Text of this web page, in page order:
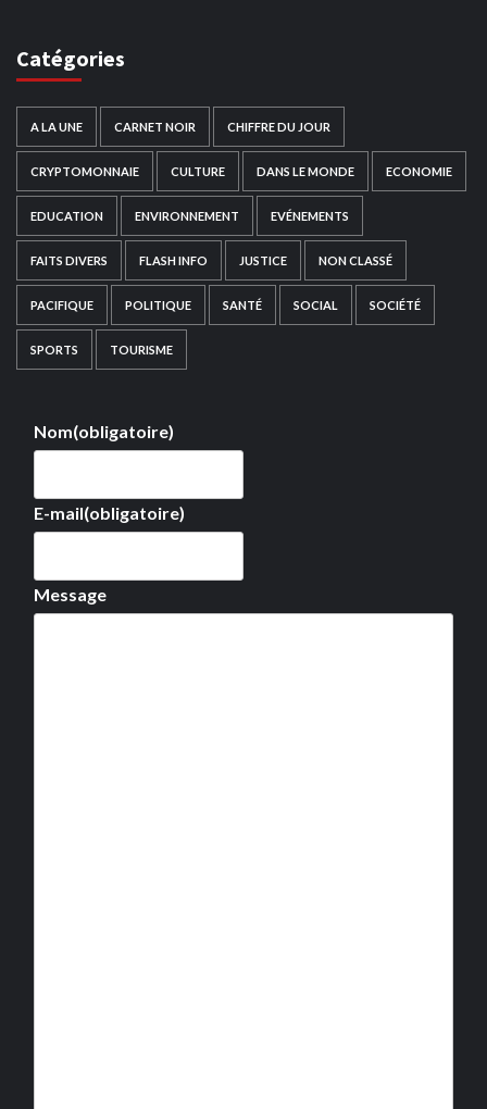
Catégories
A LA UNE CARNET NOIR CHIFFRE DU JOUR
CRYPTOMONNAIE CULTURE DANS LE MONDE ECONOMIE
EDUCATION ENVIRONNEMENT EVÉNEMENTS
FAITS DIVERS FLASH INFO JUSTICE NON CLASSÉ
PACIFIQUE POLITIQUE SANTÉ SOCIAL SOCIÉTÉ
SPORTS TOURISME
Nom(obligatoire)
E-mail(obligatoire)
Message